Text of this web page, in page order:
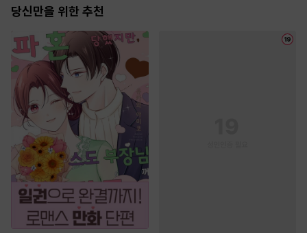
습니다 [단행본]
당신만을 위한 추천